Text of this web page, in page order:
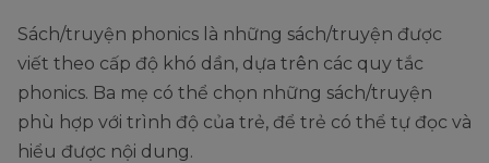
Sách/truyện phonics là những sách/truyện được
viết theo cấp độ khó dần, dựa trên các quy tắc
phonics. Ba mẹ có thể chọn những sách/truyện
phù hợp với trình độ của trẻ, để trẻ có thể tự đọc và
hiểu được nội dung.